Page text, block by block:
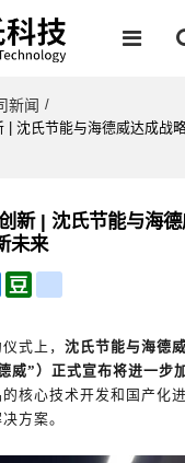
新闻 /
| 沈氏节能与海德威达成战
新 | 沈氏节能与海德
未来
Qzone
仪式上，沈氏节能与海德
威”）正式宣布将进一步
核心技术开发和国产化
方案。